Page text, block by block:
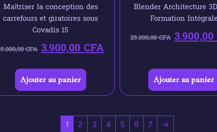
Maîtriser la conception des
carrefours et giratoires sous
Covadis 15
CFA 3.900,00CFA
Ajouter au panier
Blender Architecture
Formation
25.000,00CFA 3.900,00
Ajouter au panier
1 2 3 4 5 6 7 →